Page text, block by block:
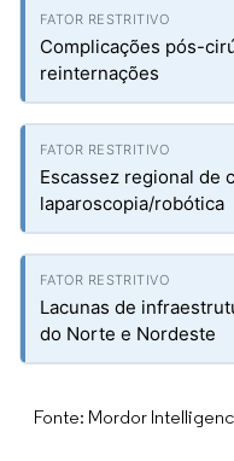
Complicações pós-
reinternações
Escassez regional de
laparoscopia/robótica
Lacunas de
do Norte e Nordeste
Fonte: Mordor